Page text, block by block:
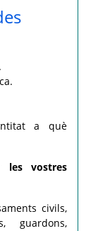
a què
les vostres
civils,
guardons,